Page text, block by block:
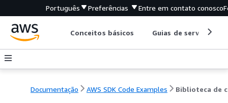
Português Preferências Entre em contato conosco
Conceitos básicos Guias de serviço
Documentação AWS SDK Code Examples